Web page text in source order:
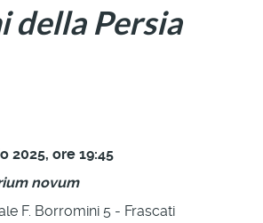
della Persia
2025, ore 19:45
novum
F. Borromini 5 - Frascati